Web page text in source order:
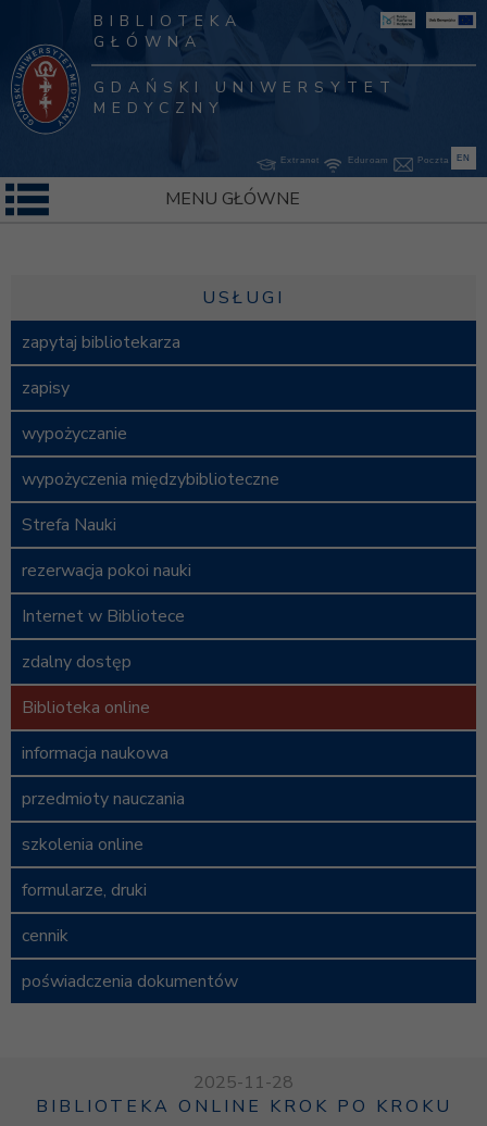
BIBLIOTEKA
GŁÓWNA
GDAŃSKI UNIWERSYTET
MEDYCZNY
Extranet Eduroam Poczta EN
MENU GŁÓWNE
USŁUGI
zapytaj bibliotekarza
zapisy
wypożyczanie
wypożyczenia międzybiblioteczne
Strefa Nauki
rezerwacja pokoi nauki
Internet w Bibliotece
zdalny dostęp
Biblioteka online
informacja naukowa
przedmioty nauczania
szkolenia online
formularze, druki
cennik
poświadczenia dokumentów
2025-11-28
BIBLIOTEKA ONLINE KROK PO KROKU